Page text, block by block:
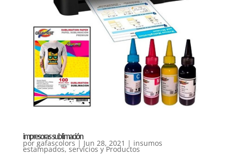
impresoras sublimación
por gafascolors | Jun 28, 2021 | insumos
estampados, servicios y Productos